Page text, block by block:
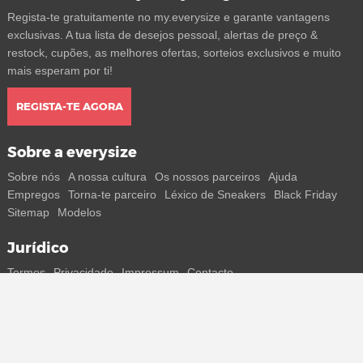
Regista-te gratuitamente no my.everysize e garante vantagens
exclusivas. A tua lista de desejos pessoal, alertas de preço &
restock, cupões, as melhores ofertas, sorteios exclusivos e muito
mais esperam por ti!
REGISTA-TE AGORA
Sobre a everysize
Sobre nós A nossa cultura Os nossos parceiros
Ajuda
Empregos
Torna-te parceiro Léxico de Sneakers
Black Friday
Sitemap
Modelos
Jurídico
Termos Privacidade Impressum Contacto